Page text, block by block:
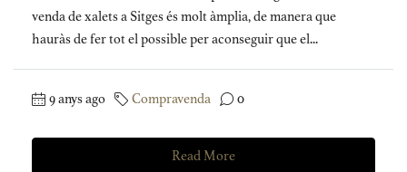
venda de xalets a Sitges és molt àmplia, de manera que
hauràs de fer tot el possible per aconseguir que el...
9 anys ago Compravenda 0
Read More